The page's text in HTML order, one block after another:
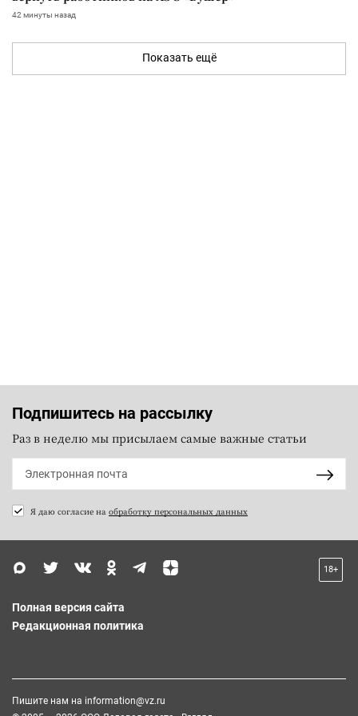
42 минуты назад
Показать ещё
Подпишитесь на рассылку
Раз в неделю мы присылаем самые важные статьи
Я даю согласие на обработку персональных данных
18+
Полная версия сайта
Редакционная политика
Пишите нам на information@vz.ru